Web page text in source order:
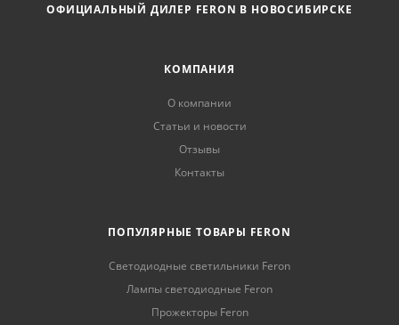
ОФИЦИАЛЬНЫЙ ДИЛЕР FERON В НОВОСИБИРСКЕ
КОМПАНИЯ
О компании
Статьи и новости
Отзывы
Контакты
ПОПУЛЯРНЫЕ ТОВАРЫ FERON
Светодиодные светильники Feron
Лампы светодиодные Feron
Прожекторы Feron